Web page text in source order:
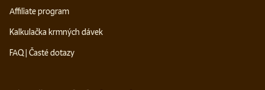
Affiliate program
Kalkulačka krmných dávek
FAQ | Časté dotazy